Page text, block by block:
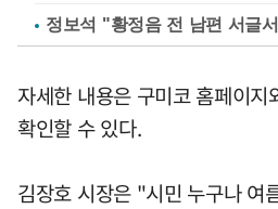
정보석 "황정음 전 남편 서글
자세한 내용은 구미코 홈페이지
확인할 수 있다.
김장호 시장은 "시민 누구나 여